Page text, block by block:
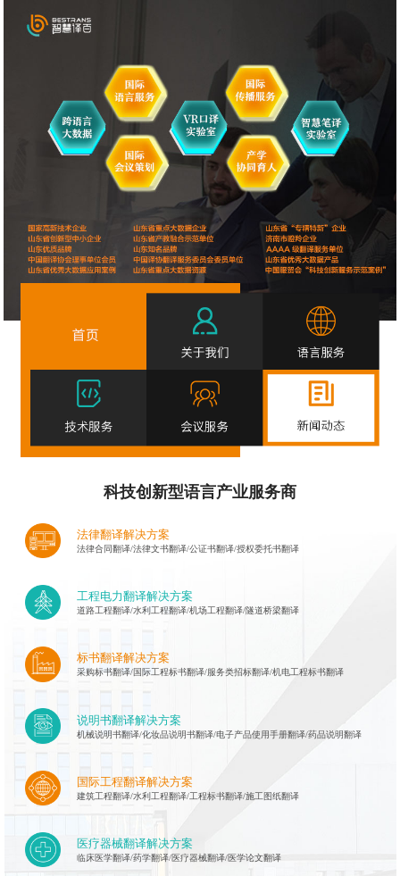
科技创新型语言产业服务商
法律翻译解决方案
法律合同翻译/法律文书翻译/公证书翻译/授权委托书翻译
工程电力翻译解决方案
道路工程翻译/水利工程翻译/机场工程翻译/隧道桥梁翻译
标书翻译解决方案
采购标书翻译/国际工程标书翻译/服务类招标翻译/机电工程标书翻译
说明书翻译解决方案
机械说明书翻译/化妆品说明书翻译/电子产品使用手册翻译/药品说明翻译
国际工程翻译解决方案
建筑工程翻译/水利工程翻译/工程标书翻译/施工图纸翻译
医疗器械翻译解决方案
临床医学翻译/药学翻译/医疗器械翻译/医学论文翻译